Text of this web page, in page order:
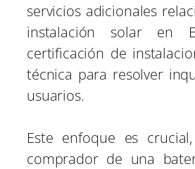
servicios adicionales
instalación solar en
certificación de
técnica para resolver
usuarios.
Este enfoque es
comprador de una